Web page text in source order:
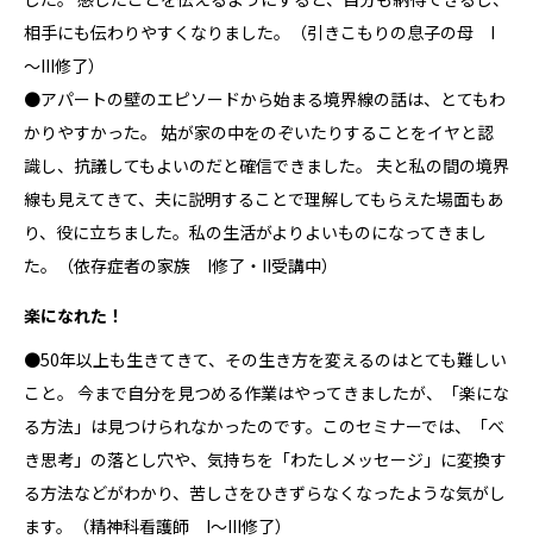
相手にも伝わりやすくなりました。（引きこもりの息子の母 I
～III修了）
●アパートの壁のエピソードから始まる境界線の話は、とてもわ
かりやすかった。 姑が家の中をのぞいたりすることをイヤと認
識し、抗議してもよいのだと確信できました。 夫と私の間の境界
線も見えてきて、夫に説明することで理解してもらえた場面もあ
り、役に立ちました。私の生活がよりよいものになってきまし
た。（依存症者の家族 I修了・II受講中）
楽になれた！
●50年以上も生きてきて、その生き方を変えるのはとても難しい
こと。 今まで自分を見つめる作業はやってきましたが、「楽にな
る方法」は見つけられなかったのです。このセミナーでは、「べ
き思考」の落とし穴や、気持ちを「わたしメッセージ」に変換す
る方法などがわかり、苦しさをひきずらなくなったような気がし
ます。（精神科看護師 I～III修了）